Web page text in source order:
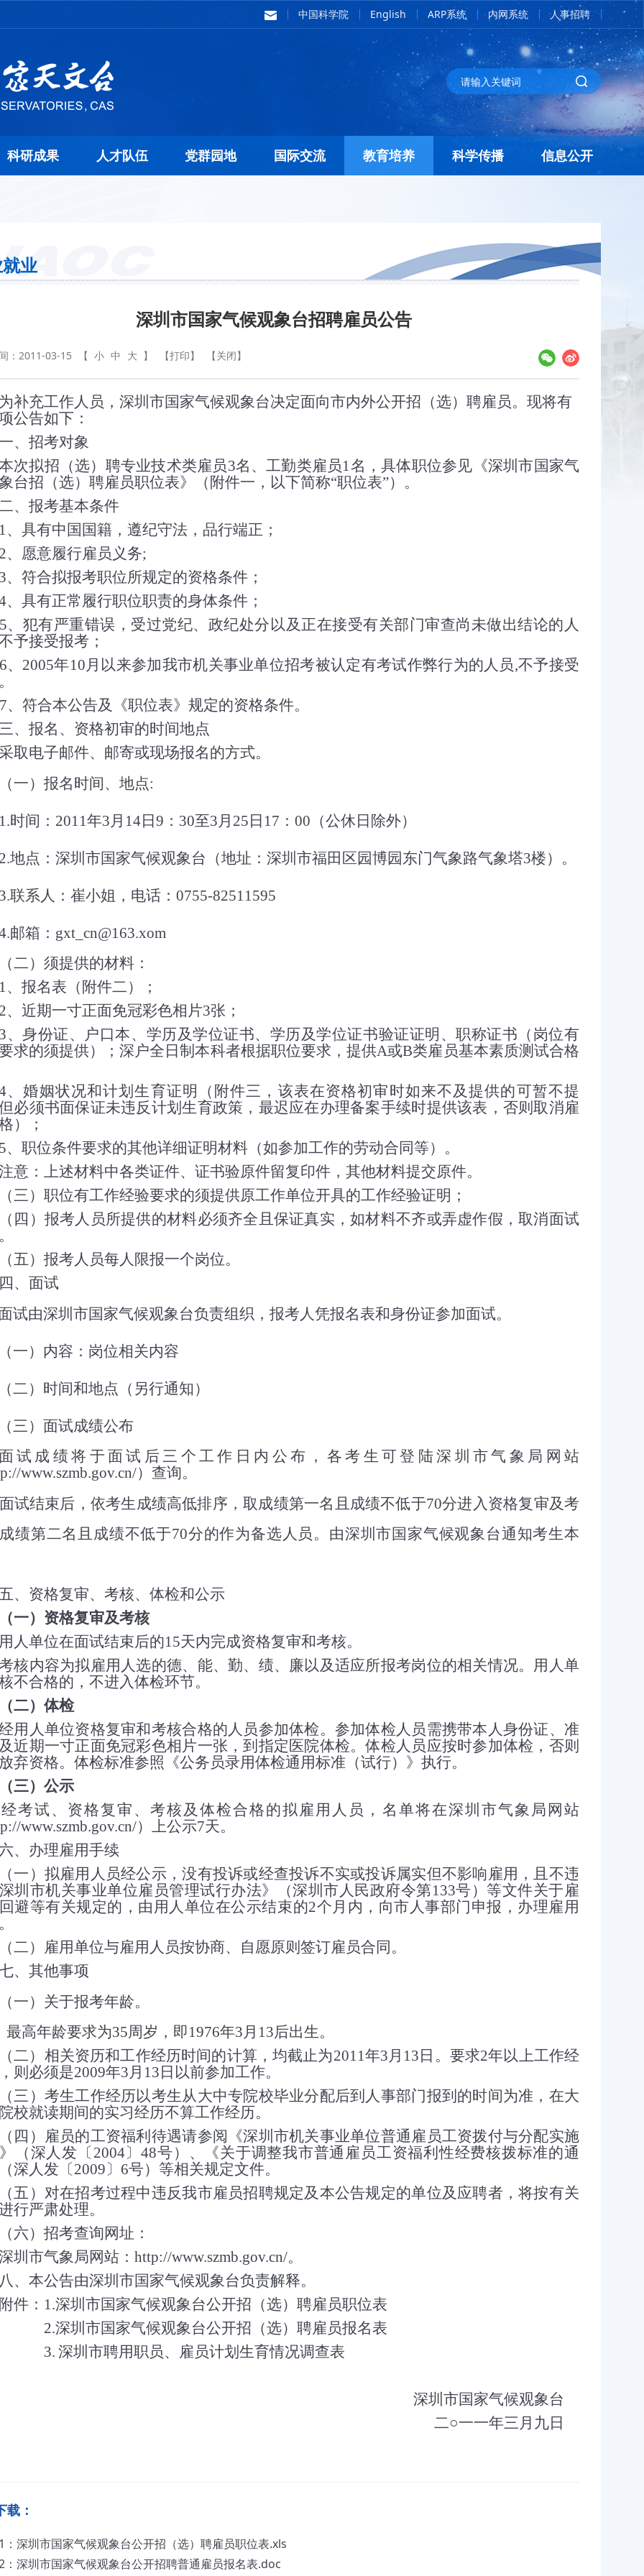
中国科学院 English ARP系统 内网系统 人事招聘
科研成果 人才队伍 党群园地 国际交流 教育培养 科学传播 信息公开
业
深圳市国家气候观象台招聘雇员公告
：2011-03-15 【 小 中 大 】 【打印】 【关闭】
充工作人员，深圳市国家气候观象台决定面向市内外公开招（选）聘雇员。现将有
公告如下：
一、招考对象
拟招（选）聘专业技术类雇员3名、工勤类雇员1名，具体职位参见《深圳市国家气
台招（选）聘雇员职位表》（附件一，以下简称“职位表”）。
报考基本条件
1、具有中国国籍，遵纪守法，品行端正；
2、愿意履行雇员义务;
3、符合拟报考职位所规定的资格条件；
、具有正常履行职位职责的身体条件；
5、犯有严重错误，受过党纪、政纪处分以及正在接受有关部门审查尚未做出结论的人
予接受报考；
6、 2005年10月以来参加我市机关事业单位招考被认定有考试作弊行为的人员,不予接受
7、符合本公告及《职位表》规定的资格条件。
、报名、资格初审的时间地点
电子邮件、邮寄或现场报名的方式。
（一）报名时间、地点:
1.时间： 2011年3月 14日 9 ： 30至3月 25 日 17 ： 00 （公休日除外）
2.地点：深圳市国家气候观象台（地址：深圳市福田区园博园东门气象路气象塔3楼）。
3.联系人：崔小姐，电话： 0755-82511595
邮箱： gxt_cn@163.xom
）须提供的材料：
1、报名表（附件二）；
2、近期一寸正面免冠彩色相片3张；
3、身份证、户口本、学历及学位证书、学历及学位证书验证证明、职称证书（岗位有
求的须提供）；深户全日制本科者根据职位要求，提供A或B类雇员基本素质测试合格
、婚姻状况和计划生育证明（附件三，该表在资格初审时如来不及提供的可暂不提
必须书面保证未违反计划生育政策，最迟应在办理备案手续时提供该表，否则取消雇
）；
5、职位条件要求的其他详细证明材料（如参加工作的劳动合同等）。
：上述材料中各类证件、证书验原件留复印件，其他材料提交原件。
）职位有工作经验要求的须提供原工作单位开具的工作经验证明；
）报考人员所提供的材料必须齐全且保证真实，如材料不齐或弄虚作假，取消面试
）报考人员每人限报一个岗位。
四、面试
试由深圳市国家气候观象台负责组织，报考人凭报名表和身份证参加面试。
（一）内容：岗位相关内容
（二）时间和地点（另行通知）
（三）面试成绩公布
试成绩将于面试后三个工作日内公布，各考生可登陆深圳市气象局网站
www.szmb.gov.cn/）查询。
面试结束后，依考生成绩高低排序，取成绩第一名且成绩不低于70分进入资格复审及考
绩第二名且成绩不低于70分的作为备选人员。由深圳市国家气候观象台通知考生本
、资格复审、考核、体检和公示
）资格复审及考核
单位在面试结束后的15天内完成资格复审和考核。
内容为拟雇用人选的德、能、勤、绩、廉以及适应所报考岗位的相关情况。用人单
不合格的，不进入体检环节。
）体检
人单位资格复审和考核合格的人员参加体检。参加体检人员需携带本人身份证、准
近期一寸正面免冠彩色相片一张，到指定医院体检。体检人员应按时参加体检，否则
弃资格。体检标准参照《公务员录用体检通用标准（试行）》执行。
）公示
试、资格复审、考核及体检合格的拟雇用人员，名单将在深圳市气象局网站
www.szmb.gov.cn/）上公示7天。
办理雇用手续
）拟雇用人员经公示，没有投诉或经查投诉不实或投诉属实但不影响雇用，且不违
圳市机关事业单位雇员管理试行办法》（深圳市人民政府令第133号）等文件关于雇
避等有关规定的，由用人单位在公示结束的2个月内，向市人事部门申报，办理雇用
）雇用单位与雇用人员按协商、自愿原则签订雇员合同。
、其他事项
（一） 关于报考年龄。
最高年龄要求为35周岁，即1976年3月 13后出生。
（二）相关资历和工作经历时间的计算，均截止为2011年3月 13 日。要求2年以上工作经
则必须是2009年3月 13 日以前参加工作。
）考生工作经历以考生从大中专院校毕业分配后到人事部门报到的时间为准，在大
校就读期间的实习经历不算工作经历。
）雇员的工资福利待遇请参阅《深圳市机关事业单位普通雇员工资拨付与分配实施
（深人发〔 2004〕48号）、《关于调整我市普通雇员工资福利性经费核拨标准的通
深人发〔2009〕 6号）等相关规定文件。
）对在招考过程中违反我市雇员招聘规定及本公告规定的单位及应聘者，将按有关
行严肃处理。
）招考查询网址：
市气象局网站： http://www.szmb.gov.cn/。
八、本公告由深圳市国家气候观象台负责解释。
： 1.深圳市国家气候观象台公开招（选）聘雇员职位表
2.深圳市国家气候观象台公开招（选）聘雇员报名表
3. 深圳市聘用职员、雇员计划生育情况调查表
深圳市国家气候观象台
二○一一年三月九日
载：
：深圳市国家气候观象台公开招（选）聘雇员职位表.xls
：深圳市国家气候观象台公开招聘普通雇员报名表.doc